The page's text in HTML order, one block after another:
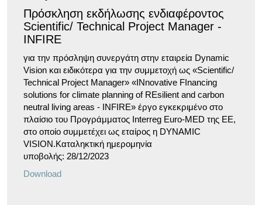
Πρόσκληση εκδήλωσης ενδιαφέροντος
Scientific/ Technical Project Manager -
INFIRE
για την πρόσληψη συνεργάτη στην εταιρεία Dynamic
Vision και ειδικότερα για την συμμετοχή ως «Scientific/
Technical Project Manager» «INnovative FInancing
solutions for climate planning of REsilient and carbon
neutral living areas - INFIRE» έργο εγκεκριμένο στο
πλαίσιο του Προγράμματος Interreg Euro-MED της ΕΕ,
στo οποίo συμμετέχει ως εταίρος η DYNAMIC
VISION.Καταληκτική ημερομηνία
υποβολής: 28/12/2023
Download